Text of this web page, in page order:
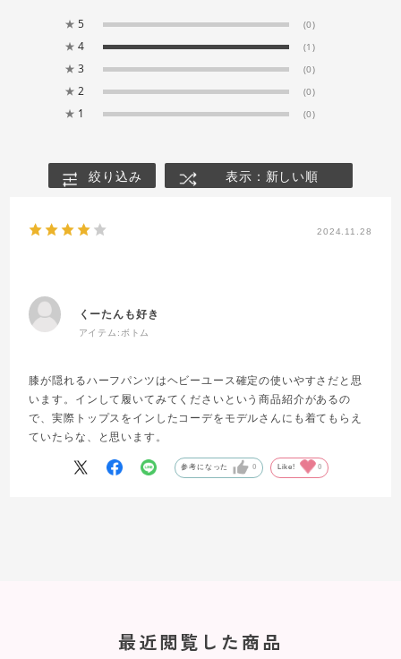
★ 5 (0)
★ 4 (1)
★ 3 (0)
★ 2 (0)
★ 1 (0)
絞り込み 表示：新しい順
2024.11.28
くーたんも好き
アイテム: ボトム
膝が隠れるハーフパンツはヘビーユース確定の使いやすさだと思
います。インして履いてみてくださいという商品紹介があるの
で、実際トップスをインしたコーデをモデルさんにも着てもらえ
ていたらな、と思います。
参考になった 0 Like! 0
最近閲覧した商品